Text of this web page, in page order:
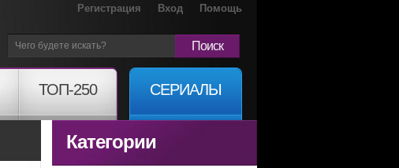
Регистрация Вход Помощь
Поиск
ТОП-250 СЕРИАЛЫ
Категории